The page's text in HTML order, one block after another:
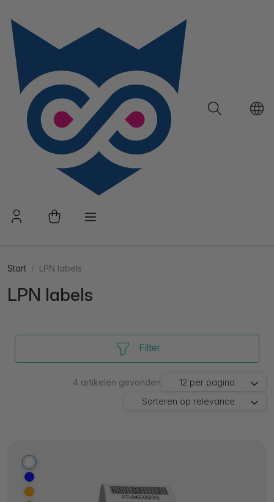
Start LPN labels
LPN labels
Filter
4 artikelen gevonden 12 per pagina
Sorteren op relevance